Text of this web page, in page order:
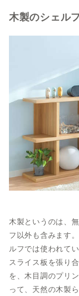
木製のシェル
木製というのは、
フ以外も含みます
ルフでは使われて
スライス板を張り
を、木目調のプリ
って、天然の木製